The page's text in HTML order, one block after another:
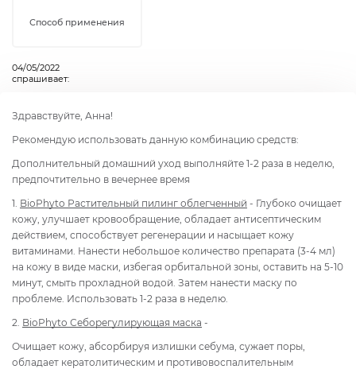
Способ применения
04/05/2022
спрашивает:
Здравствуйте, Анна!
Рекомендую использовать данную комбинацию средств:
Дополнительный домашний уход выполняйте 1-2 раза в неделю,
предпочтительно в вечернее время
1. BioPhyto Растительный пилинг облегченный - Глубоко очищает
кожу, улучшает кровообращение, обладает антисептическим
действием, способствует регенерации и насыщает кожу
витаминами. Нанести небольшое количество препарата (3-4 мл)
на кожу в виде маски, избегая орбитальной зоны, оставить на 5-10
минут, смыть прохладной водой. Затем нанести маску по
проблеме. Использовать 1-2 раза в неделю.
2. BioPhyto Себорегулирующая маска -
Очищает кожу, абсорбируя излишки себума, сужает поры,
обладает кератолитическим и противовоспалительным